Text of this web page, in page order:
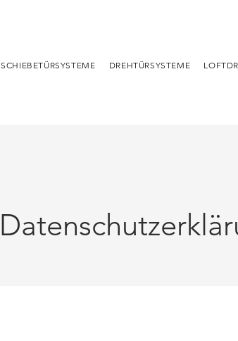
SCHIEBETÜRSYSTEME DREHTÜRSYSTEME